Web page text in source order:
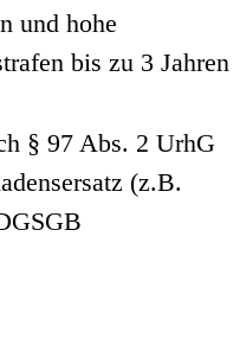
und hohe
bis zu 3 Jahren
§ 97 Abs. 2 UrhG
(z.B.